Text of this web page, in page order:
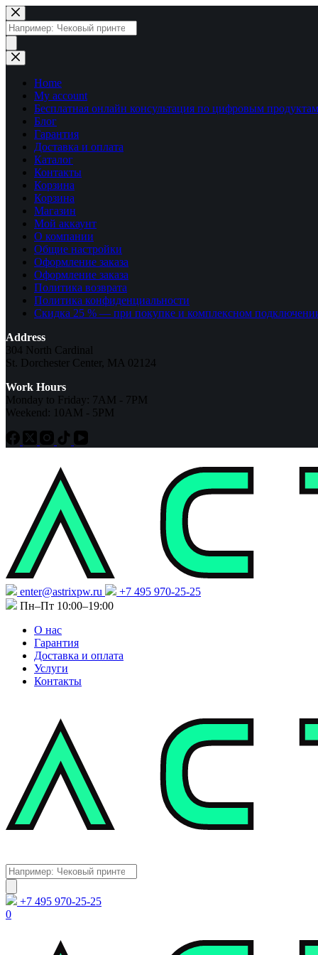
Перейти
к
сути
Поиск
товаров
Home
My account
Бесплатная онлайн консультация по цифровым
Блог
Гарантия
Доставка и оплата
Каталог
Контакты
Корзина
Корзина
Магазин
Мой аккаунт
О компании
Общие настройки
Оформление заказа
Оформление заказа
Политика возврата
Политика конфиденциальности
Скидка 25 % — при покупке и комплексном
Address
304 North Cardinal
St. Dorchester Center, MA 02124
Work Hours
Monday to Friday: 7AM - 7PM
Weekend: 10AM - 5PM
enter@astrixpw.ru
+7 495 970-25-25
Пн–Пт 10:00–19:00
О нас
Гарантия
Доставка и оплата
Услуги
Контакты
Поиск
товаров
+7 495 970-25-25
0